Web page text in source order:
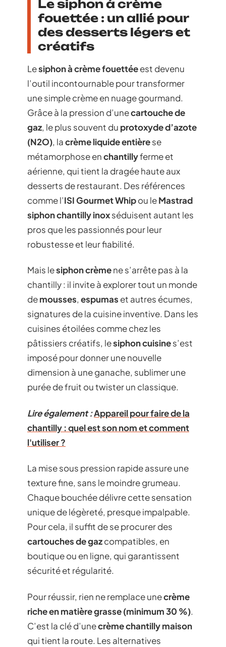
Le siphon à crème
fouettée : un allié pour
des desserts légers et
créatifs
Lesiphon à crème fouettéeest devenu
l’outil incontournable pour transformer
une simple crème en nuage gourmand.
Grâce à la pression d’unecartouche de
gaz, le plus souvent du protoxyde d’azote
(N2O), lacrème liquide entièrese
métamorphose enchantillyferme et
aérienne, qui tient la dragée haute aux
desserts de restaurant. Des références
comme l’ISI Gourmet Whipou leMastrad
siphon chantilly inoxséduisent autant les
pros que les passionnés pour leur
robustesse et leur fiabilité.
Mais lesiphon crèmene s’arrête pas à la
chantilly : il invite à explorer tout un monde
demousses, espumas et autres écumes,
signatures de la cuisine inventive. Dans les
cuisines étoilées comme chez les
pâtissiers créatifs, lesiphon cuisines’est
imposé pour donner une nouvelle
dimension à une ganache, sublimer une
purée de fruit ou twister un classique.
Lire également :Appareil pour faire de la
chantilly : quel est son nom et comment
l'utiliser ?
La mise sous pression rapide assure une
texture fine, sans le moindre grumeau.
Chaque bouchée délivre cette sensation
unique de légèreté, presque impalpable.
Pour cela, il suffit de se procurer des
cartouches de gazcompatibles, en
boutique ou en ligne, qui garantissent
sécurité et régularité.
Pour réussir, rien ne remplace unecrème
riche en matière grasse (minimum 30 %).
C’est la clé d’unecrème chantilly maison
qui tient la route. Les alternatives